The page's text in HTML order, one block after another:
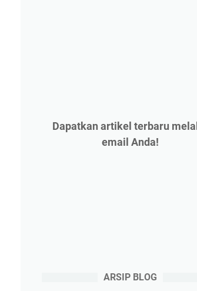
Dapatkan artikel terbaru
email Anda!
ARSIP BLOG